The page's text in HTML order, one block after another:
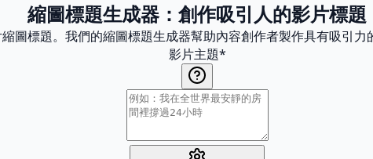
縮圖標題生成器：創作吸引人的影片標題
圖標題。我們的縮圖標題生成器幫助內容創作者製作具有吸引力
影片主題*